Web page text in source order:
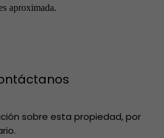
aproximada.
sobre esta propiedad, por